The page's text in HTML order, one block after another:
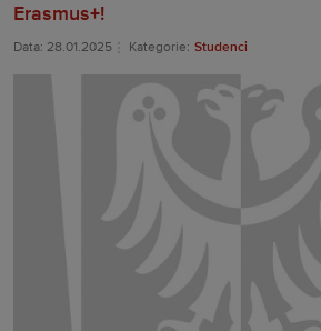
Erasmus+!
Data: 28.01.2025 Kategorie: Studenci